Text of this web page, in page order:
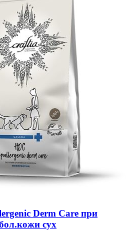
Derm Care при
сух